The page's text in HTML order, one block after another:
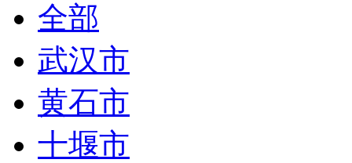
全部
武汉市
黄石市
十堰市